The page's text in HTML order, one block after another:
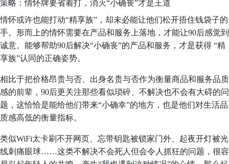
策略：情怀牌要省着打，消灭“小确丧”才是王道
情怀或许也能打动“精享族”，却未必能让他们松开捂住钱袋子的
手。形而上的情怀需要在产品和服务上落地，才能让90后感觉到
诚意。能够帮助90后解决“小确丧”的产品和服务，才是获得 “精
享族”认同的正确姿势。
相比于把价格昂贵与否、出身名贵与否作为衡量商品和服务品质
感的前辈，90后更关注那些看似琐碎、不解决也不会有大碍的问
题，这恰恰是能给他们带来“小确幸”的地方，也是他们对生活品
质感高低的衡量指标。
类似WiFi太卡刷不开网页、忘带钥匙被锁家门外、起夜开灯被光
线刺痛眼球……这类不解决不会死人但会令人抓狂的问题，很容